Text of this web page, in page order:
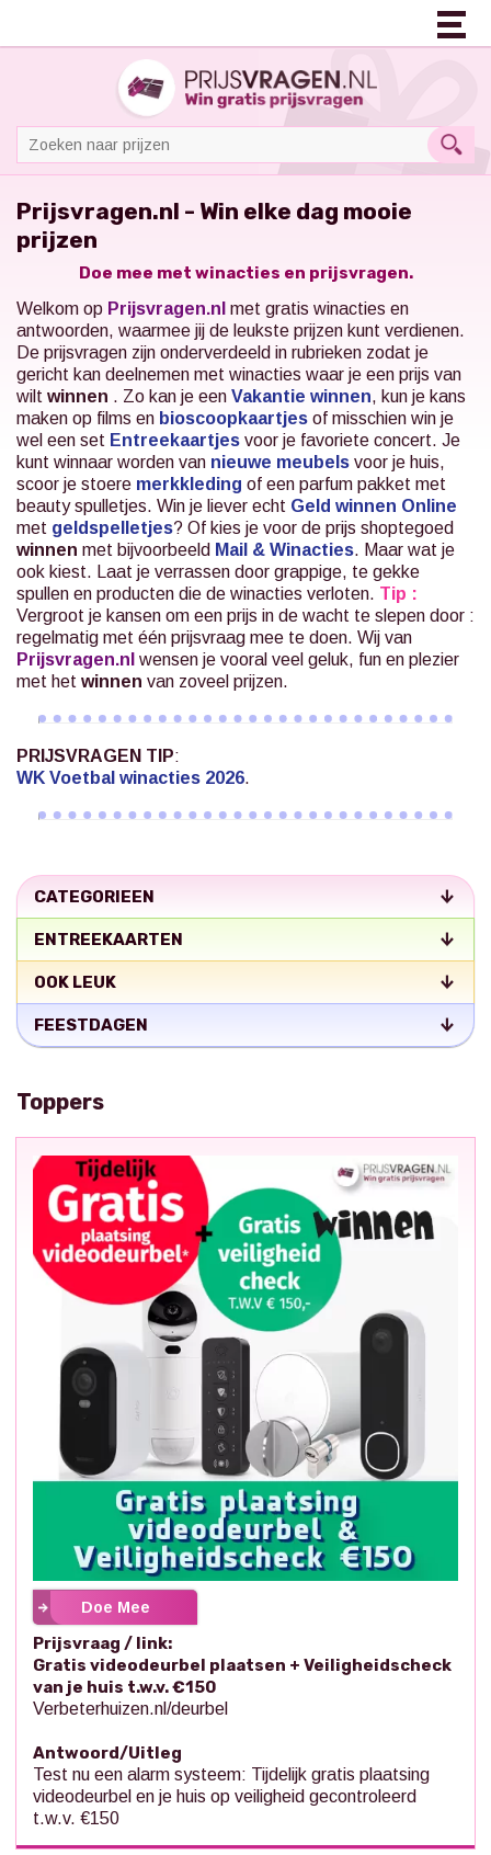
Prijsvragen.nl - Win elke dag mooie
prijzen
Doe mee met winacties en prijsvragen.
Welkom op Prijsvragen.nl met gratis winacties en
antwoorden, waarmee jij de leukste prijzen kunt verdienen.
De prijsvragen zijn onderverdeeld in rubrieken zodat je
gericht kan deelnemen met winacties waar je een prijs van
wilt winnen . Zo kan je een Vakantie winnen, kun je kans
maken op films en bioscoopkaartjes of misschien win je
wel een set Entreekaartjes voor je favoriete concert. Je
kunt winnaar worden van nieuwe meubels voor je huis,
scoor je stoere merkkleding of een parfum pakket met
beauty spulletjes. Win je liever echt Geld winnen Online
met geldspelletjes? Of kies je voor de prijs shoptegoed
winnen met bijvoorbeeld Mail & Winacties. Maar wat je
ook kiest. Laat je verrassen door grappige, te gekke
spullen en producten die de winacties verloten. Tip :
Vergroot je kansen om een prijs in de wacht te slepen door :
regelmatig met één prijsvraag mee te doen. Wij van
Prijsvragen.nl wensen je vooral veel geluk, fun en plezier
met het winnen van zoveel prijzen.
PRIJSVRAGEN TIP:
WK Voetbal winacties 2026.
CATEGORIEEN
ENTREEKAARTEN
OOK LEUK
FEESTDAGEN
Toppers
Doe Mee
Prijsvraag / link:
Gratis videodeurbel plaatsen + Veiligheidscheck
van je huis t.w.v. €150
Verbeterhuizen.nl/deurbel
Antwoord/Uitleg
Test nu een alarm systeem: Tijdelijk gratis plaatsing
videodeurbel en je huis op veiligheid gecontroleerd
t.w.v. €150